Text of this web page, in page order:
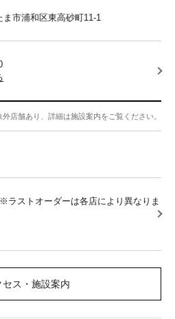
市浦和区東高砂町11-1
店舗あり、詳細は施設案内をご覧ください。
ラストオーダーは各店により異なりま
セス・施設案内